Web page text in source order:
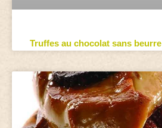
Truffes au chocolat sans beurre